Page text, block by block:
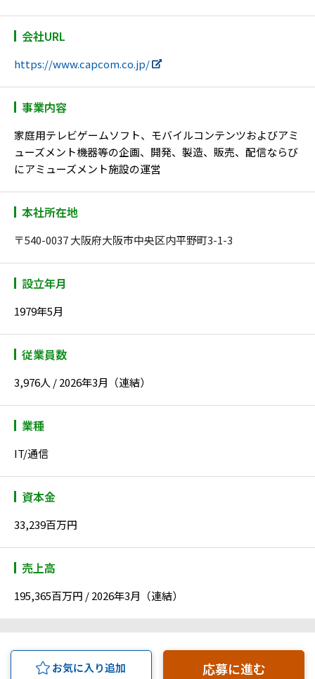
会社URL
https://www.capcom.co.jp/
事業内容
家庭用テレビゲームソフト、モバイルコンテンツおよびアミ
ューズメント機器等の企画、開発、製造、販売、配信ならび
にアミューズメント施設の運営
本社所在地
〒540-0037 大阪府大阪市中央区内平野町3-1-3
設立年月
1979年5月
従業員数
3,976人 / 2026年3月（連結）
業種
IT/通信
資本金
33,239百万円
売上高
195,365百万円 / 2026年3月（連結）
お気に入り追加 応募に進む